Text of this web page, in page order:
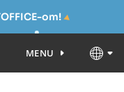
om!
MENU